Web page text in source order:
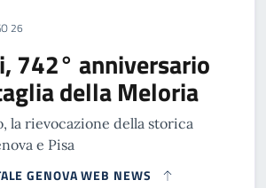
26
742° anniversario
della Meloria
la rievocazione della storica
e Pisa
GENOVA WEB NEWS